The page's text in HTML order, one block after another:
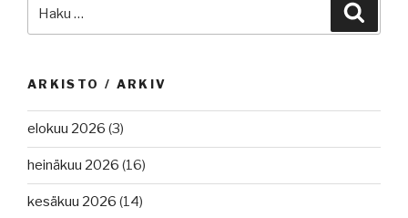
ARKISTO / ARKIV
elokuu 2026 (3)
heinäkuu 2026 (16)
kesäkuu 2026 (14)